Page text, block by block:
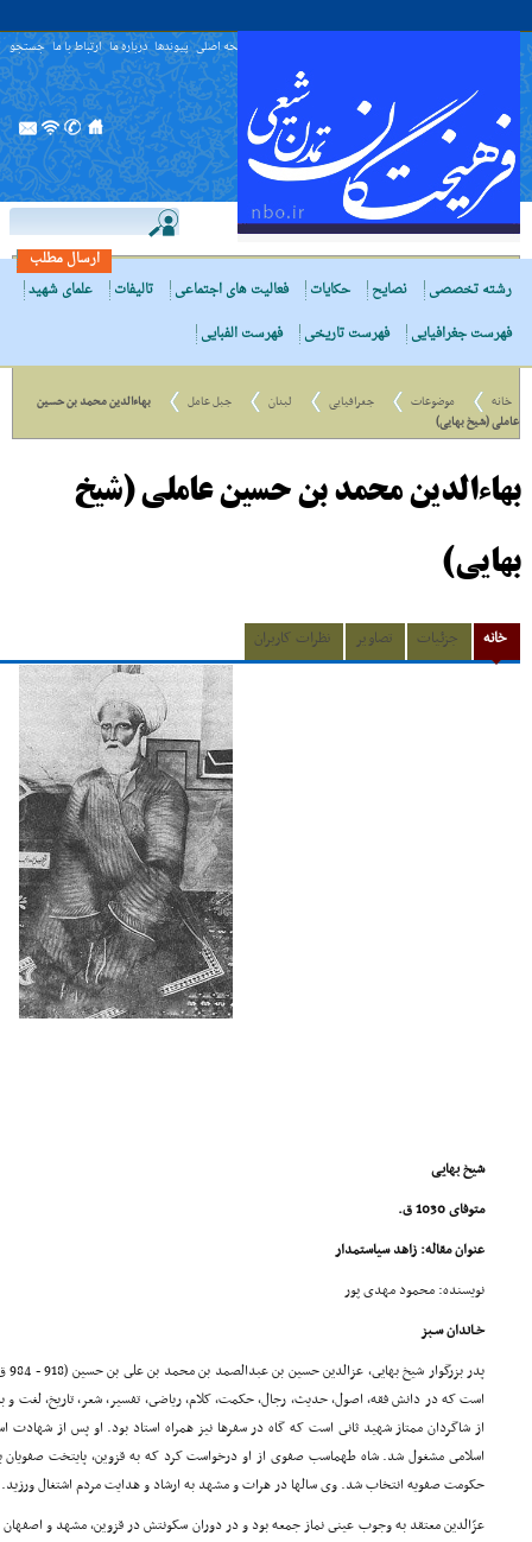
صفحه اصلی پیوندها درباره ما ارتباط با ما جستجو
ارسال مطلب
رشته تخصصی
نصایح حکایات فعالیت های اجتماعی تالیفات
علمای شهید
فهرست جغرافیایی
فهرست تاریخی فهرست الفبایی
خانه موضوعات جغرافیایی لبنان جبل عامل
بهاءالدین محمد بن حسین
عاملی (شیخ بهایی)
بهاءالدین محمد بن حسین عاملی (شیخ
بهایی)
خانه جزئیات تصاویر نظرات کاربران
شیخ بهایی
متوفاى 1030 ق.
عنوان مقاله: زاهد سیاستمدار
نویسنده: محمود مهدى پور
خـاندان سـبز
است که در دانش فقه، اصول، حدیث، رجال، حکمت، کلام، ریاضى، تفسیر، شعر، تاریخ، لغت
از شاگردان ممتاز شهید ثانى است که گاه در سفرها نیز همراه استاد بود. او پس از شهادت
اسلامى مشغول شد. شاه طهماسب صفوى از او درخواست کرد که به قزوین، پایتخت صفویان
حکومت صفویه انتخاب شد. وى سالها در هرات و مشهد به ارشاد و هدایت مردم اشتغال ورزید.
عزّالدین معتقد به وجوب عینى نماز جمعه بود و در دوران سکونتش در قزوین، مشهد و